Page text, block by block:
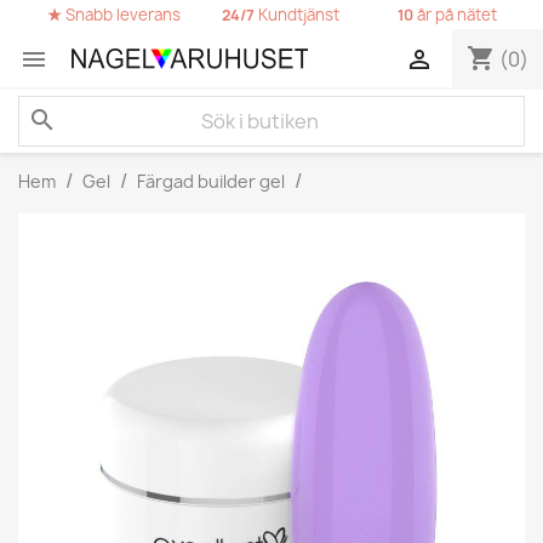
★Snabb leverans 24/7 Kundtjänst 10år på nätet
 shopping_cart (0)

search
Hem Gel Färgad builder gel